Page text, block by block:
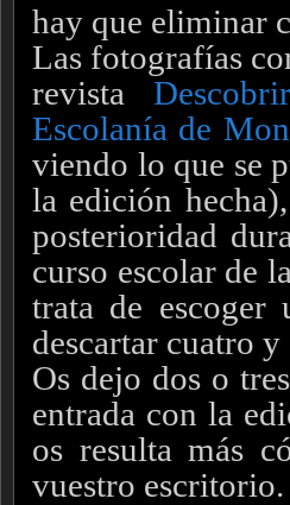
hay que eliminar
Las fotografías
revista
Escolanía de
viendo lo que se
la edición
posterioridad
curso escolar de
trata de escoger
descartar cuatro
Os dejo dos o
entrada con la
os resulta más
vuestro escritorio.